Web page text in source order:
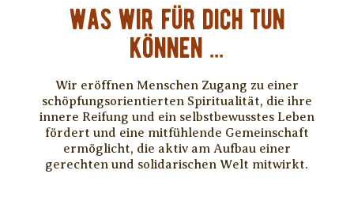
Was wir für Dich tun
können ...
Wir eröffnen Menschen Zugang zu einer
schöpfungsorientierten Spiritualität, die ihre
innere Reifung und ein selbstbewusstes Leben
fördert und eine mitfühlende Gemeinschaft
ermöglicht, die aktiv am Aufbau einer
gerechten und solidarischen Welt mitwirkt.